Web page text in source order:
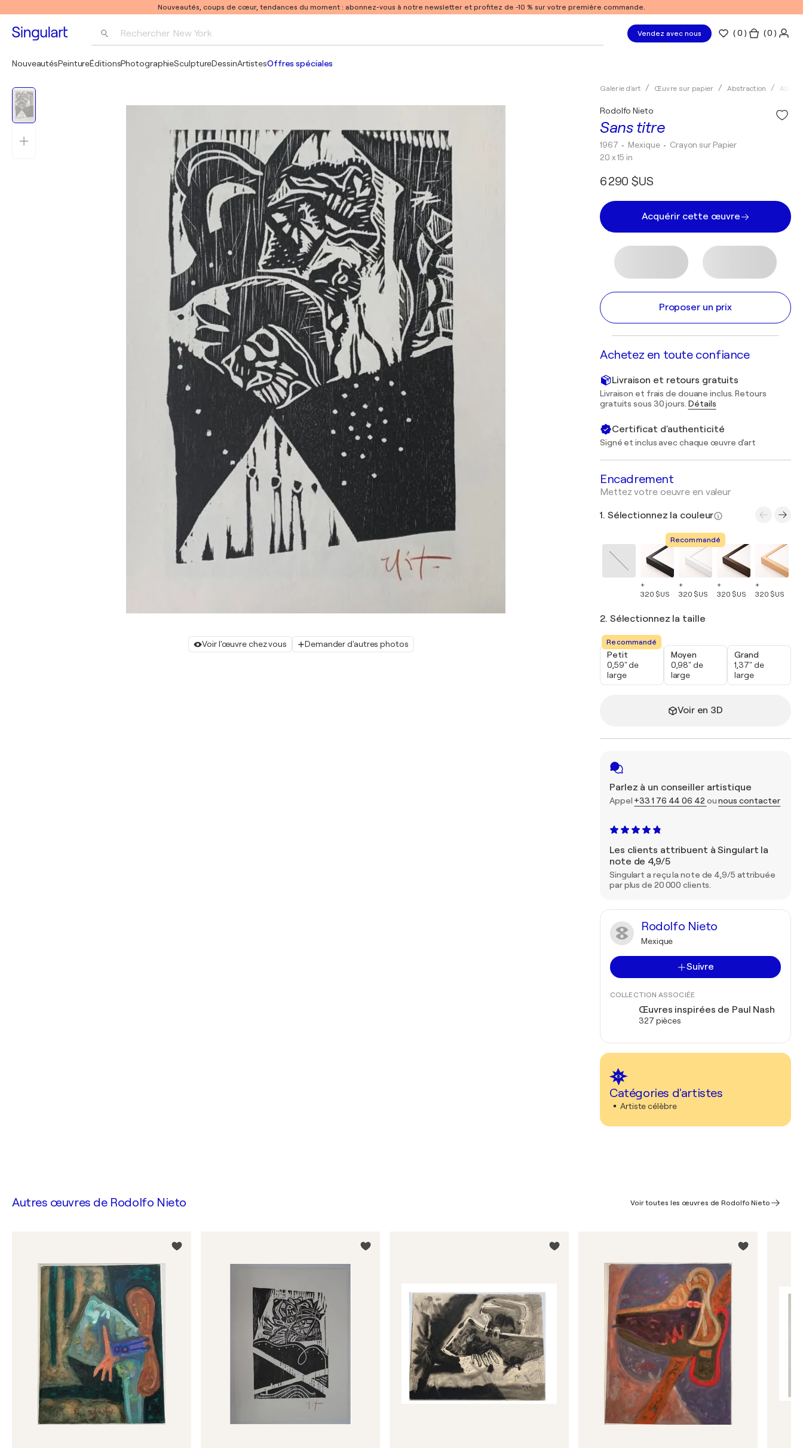
Nouveautés, coups de cœur, tendances du moment : abonnez-vous à notre newsletter et profitez de -10 % sur votre première commande.
Rechercher New York
Pablo Picasso
Vendez avec nous (0 ) ( 0 )
NouveautésPeintureÉditionsPhotographieSculptureDessinArtistesOffres spéciales
Voir l'œuvre chez vous Demander d'autres photos
Galerie d'art Œuvre sur papier Abstraction
Sans titre
Rodolfo Nieto
1967 • Mexique • Crayon sur Papier
20 x 15 in
6 290 $US
Acquérir cette œuvre
Proposer un prix
Achetez en toute confiance
Livraison et retours gratuits
Livraison et frais de douane inclus. Retours
gratuits sous 30 jours. Détails
Certificat d'authenticité
Signé et inclus avec chaque œuvre d'art
Encadrement
Mettez votre oeuvre en valeur
1. Sélectionnez la couleur
+
320 $US
Recommandé
+
320 $US
+
320 $US
+
320 $US
2. Sélectionnez la taille
Recommandé
Petit
0,59" de
large
Moyen
0,98" de
large
Grand
1,37" de
large
Voir en 3D
Parlez à un conseiller artistique
Appel +33 1 76 44 06 42 ounous contacter
Les clients attribuent à Singulart la
note de 4,9/5
Singulart a reçu la note de 4,9/5 attribuée
par plus de 20 000 clients.
Rodolfo Nieto
Mexique
Suivre
COLLECTION ASSOCIÉE
Œuvres inspirées de Paul Nash
327 pièces
Catégories d'artistes
Artiste célèbre
Autres œuvres de Rodolfo Nieto Voir toutes les œuvres de Rodolfo Nieto